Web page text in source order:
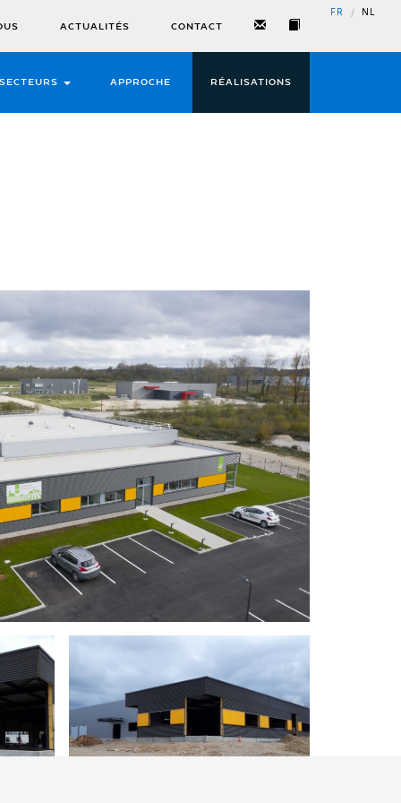
ACTUALITÉS CONTACT
SECTEURS APPROCHE RÉALISATIONS
NL
/
FR